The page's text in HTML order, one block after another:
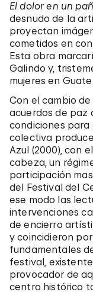
El dolor en un
desnudo de la
proyectan
cometidos en
Esta obra
Galindo y,
mujeres en
Con el cambio
acuerdos de paz
condiciones
colectiva
Azul (2000), con
cabeza, un
participación
del Festival del
ese modo las
intervenciones
de encierro
y coincidieron
fundamentales
festival,
provocador de
centro histórico